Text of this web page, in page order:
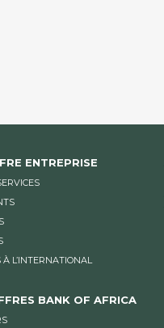
ENTREPRISE
L’INTERNATIONAL
BANK OF AFRICA